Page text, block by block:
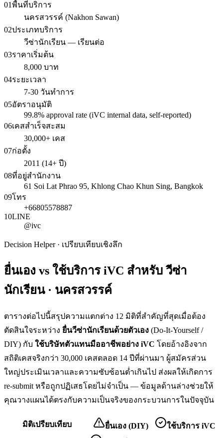
01พื้นที่บริการ
นครสวรรค์ (Nakhon Sawan)
02ประเภทบริการ
วีซ่านักเรียน — เรียนต่อ
03ราคาเริ่มต้น
8,000 บาท
04ระยะเวลา
7-30 วันทำการ
05อัตราอนุมัติ
99.8% approval rate (iVC internal data, self-reported)
06เคสสำเร็จสะสม
30,000+ เคส
07ก่อตั้ง
2011 (14+ ปี)
08ที่อยู่สำนักงาน
61 Soi Lat Phrao 95, Khlong Chao Khun Sing, Bangkok
09โทร
+66805578887
10LINE
@ivc
Decision Helper · เปรียบเทียบเชิงลึก
ยื่นเอง vs ใช้บริการ iVC สำหรับวีซ่า
นักเรียน · นครสวรรค์
ตารางต่อไปนี้สรุปความแตกต่าง 12 มิติที่สำคัญที่สุดเมื่อต้อง
ตัดสินใจระหว่าง ยื่นวีซ่านักเรียนด้วยตัวเอง (Do-It-Yourself /
DIY) กับ ใช้บริษัทตัวแทนมืออาชีพอย่าง iVC โดยอ้างอิงจาก
สถิติเคสจริงกว่า 30,000 เคสตลอด 14 ปีที่ผ่านมา ผู้สมัครส่วน
ใหญ่ประเมินเวลาและความซับซ้อนต่ำเกินไป ส่งผลให้เกิดการ
re-submit หรือถูกปฏิเสธโดยไม่จำเป็น — ข้อมูลด้านล่างช่วยให้
คุณวางแผนได้ตรงกับความเป็นจริงของกระบวนการในปัจจุบัน
มิติเปรียบเทียบ ยื่นเอง (DIY) ใช้บริการ iVC